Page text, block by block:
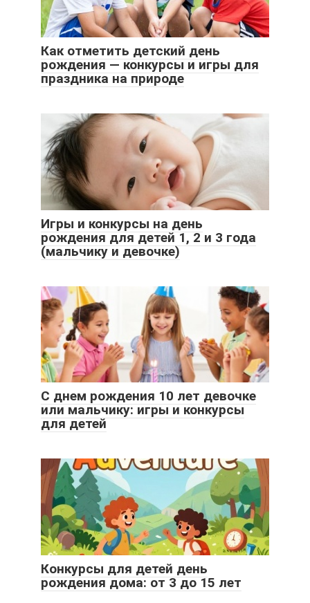
Как отметить детский день
рождения — конкурсы и игры для
праздника на природе
Игры и конкурсы на день
рождения для детей 1, 2 и 3 года
(мальчику и девочке)
С днем рождения 10 лет девочке
или мальчику: игры и конкурсы
для детей
Конкурсы для детей день
рождения дома: от 3 до 15 лет